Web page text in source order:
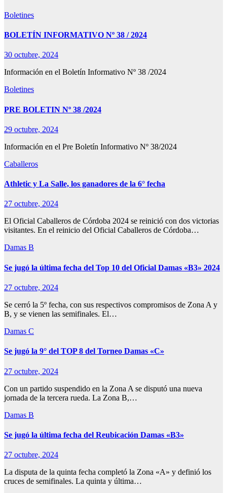
Boletines
BOLETÍN INFORMATIVO Nº 38 / 2024
30 octubre, 2024
Información en el Boletín Informativo Nº 38 /2024
Boletines
PRE BOLETIN Nº 38 /2024
29 octubre, 2024
Información en el Pre Boletín Informativo Nº 38/2024
Caballeros
Athletic y La Salle, los ganadores de la 6° fecha
27 octubre, 2024
El Oficial Caballeros de Córdoba 2024 se reinició con dos victorias
visitantes. En el reinicio del Oficial Caballeros de Córdoba…
Damas B
Se jugó la última fecha del Top 10 del Oficial Damas «B3» 2024
27 octubre, 2024
Se cerró la 5º fecha, con sus respectivos compromisos de Zona A y
B, y se vienen las semifinales. El…
Damas C
Se jugó la 9° del TOP 8 del Torneo Damas «C»
27 octubre, 2024
Con un partido suspendido en la Zona A se disputó una nueva
jornada de la tercera rueda. La Zona B,…
Damas B
Se jugó la última fecha del Reubicación Damas «B3»
27 octubre, 2024
La disputa de la quinta fecha completó la Zona «A» y definió los
cruces de semifinales. La quinta y última…